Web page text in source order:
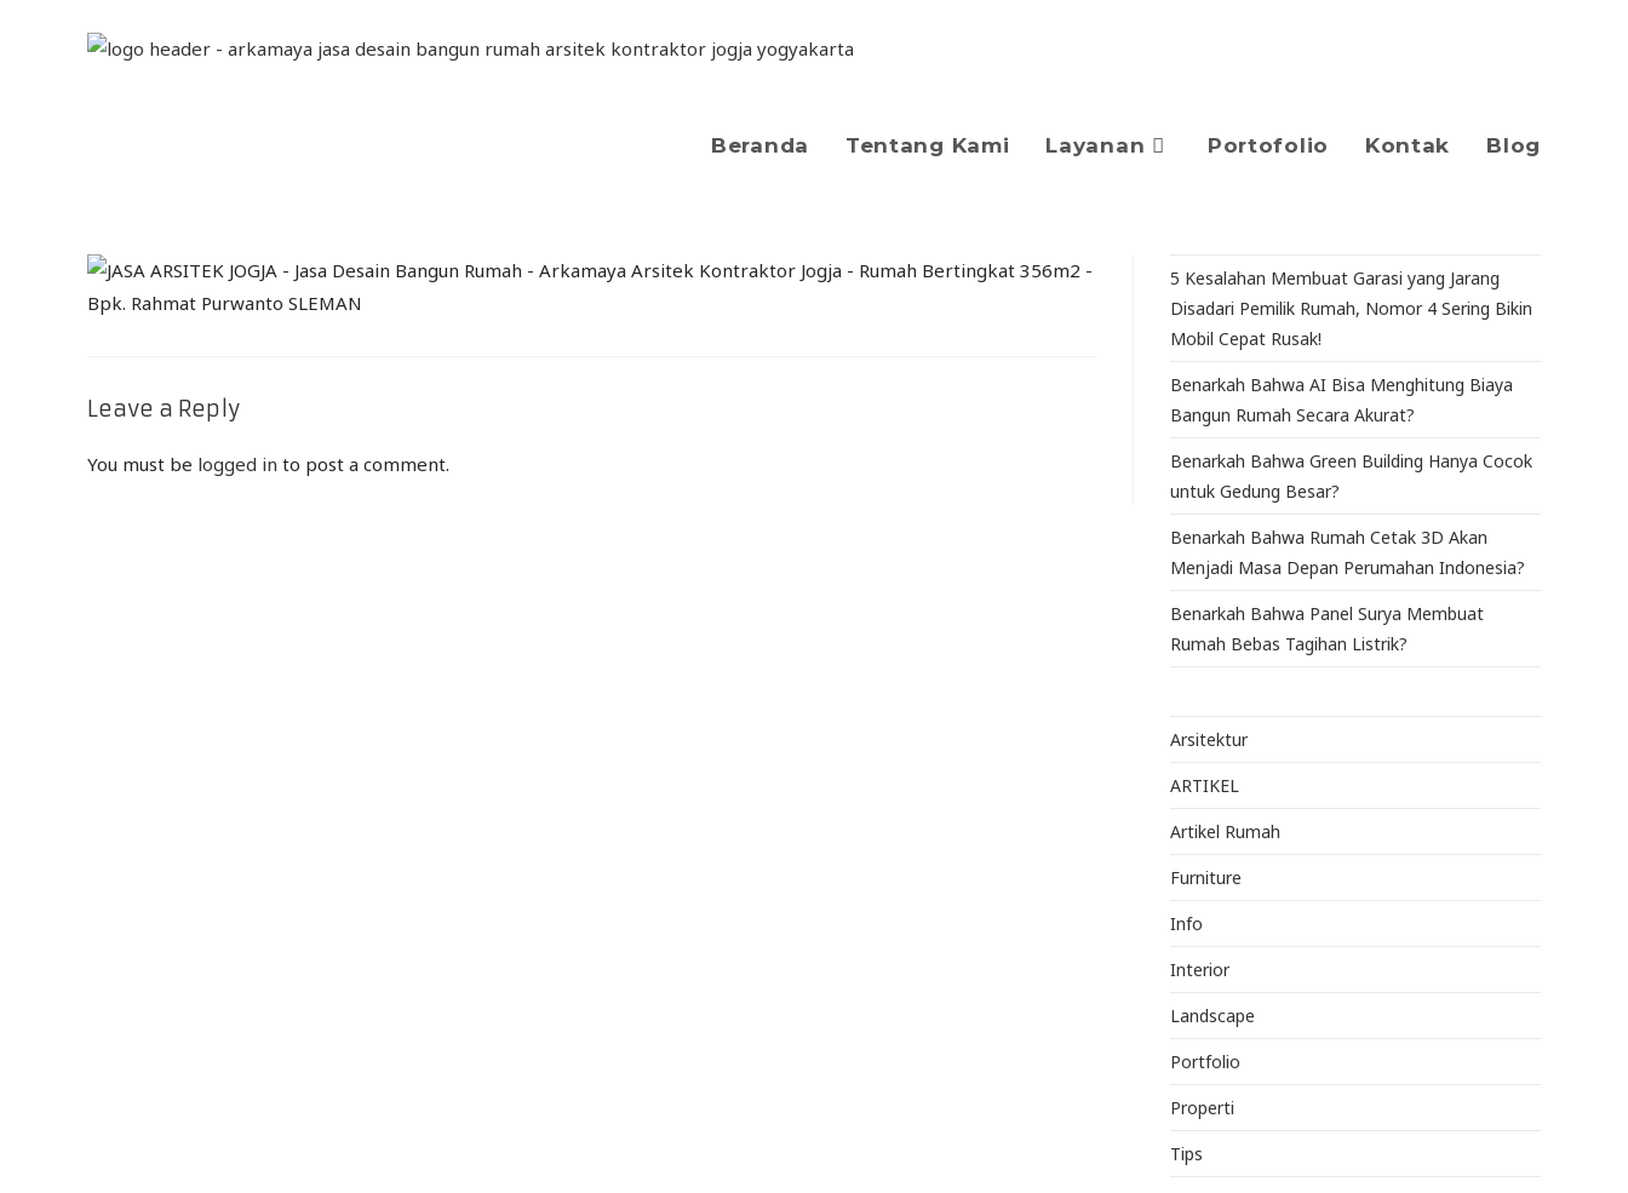
Beranda Tentang Kami Layanan Portofolio Kontak Blog
Leave a Reply
You must be logged in to post a comment.
5 Kesalahan Membuat Garasi yang Jarang
Disadari Pemilik Rumah, Nomor 4 Sering Bikin
Mobil Cepat Rusak!
Benarkah Bahwa AI Bisa Menghitung Biaya
Bangun Rumah Secara Akurat?
Benarkah Bahwa Green Building Hanya Cocok
untuk Gedung Besar?
Benarkah Bahwa Rumah Cetak 3D Akan
Menjadi Masa Depan Perumahan Indonesia?
Benarkah Bahwa Panel Surya Membuat
Rumah Bebas Tagihan Listrik?
Arsitektur
ARTIKEL
Artikel Rumah
Furniture
Info
Interior
Landscape
Portfolio
Properti
Tips